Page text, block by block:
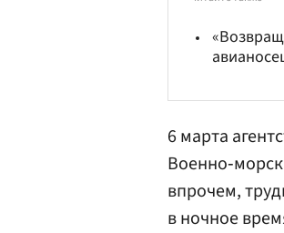
6 марта
впрочем,
в ночное